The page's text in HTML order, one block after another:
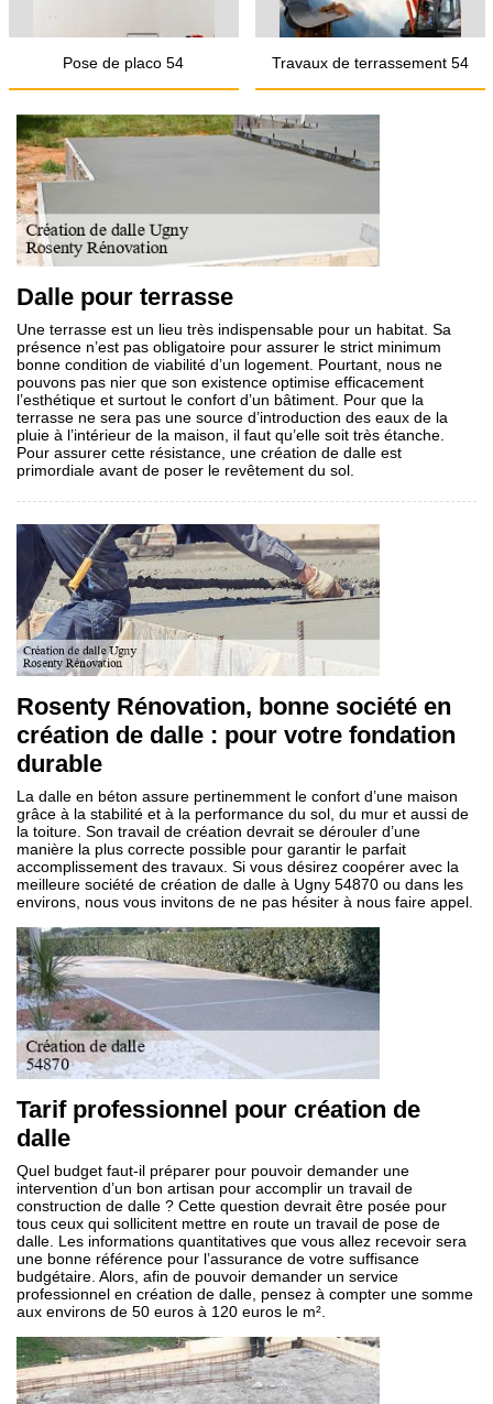
Pose de placo 54 Travaux de terrassement 54
Dalle pour terrasse
Une terrasse est un lieu très indispensable pour un habitat. Sa
présence n’est pas obligatoire pour assurer le strict minimum
bonne condition de viabilité d’un logement. Pourtant, nous ne
pouvons pas nier que son existence optimise efficacement
l’esthétique et surtout le confort d’un bâtiment. Pour que la
terrasse ne sera pas une source d’introduction des eaux de la
pluie à l’intérieur de la maison, il faut qu’elle soit très étanche.
Pour assurer cette résistance, une création de dalle est
primordiale avant de poser le revêtement du sol.
Rosenty Rénovation, bonne société en
création de dalle : pour votre fondation
durable
La dalle en béton assure pertinemment le confort d’une maison
grâce à la stabilité et à la performance du sol, du mur et aussi de
la toiture. Son travail de création devrait se dérouler d’une
manière la plus correcte possible pour garantir le parfait
accomplissement des travaux. Si vous désirez coopérer avec la
meilleure société de création de dalle à Ugny 54870 ou dans les
environs, nous vous invitons de ne pas hésiter à nous faire appel.
Tarif professionnel pour création de
dalle
Quel budget faut-il préparer pour pouvoir demander une
intervention d’un bon artisan pour accomplir un travail de
construction de dalle ? Cette question devrait être posée pour
tous ceux qui sollicitent mettre en route un travail de pose de
dalle. Les informations quantitatives que vous allez recevoir sera
une bonne référence pour l’assurance de votre suffisance
budgétaire. Alors, afin de pouvoir demander un service
professionnel en création de dalle, pensez à compter une somme
aux environs de 50 euros à 120 euros le m².